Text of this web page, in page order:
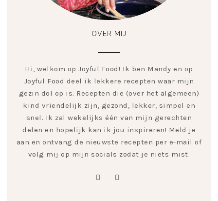
OVER MIJ
Hi, welkom op Joyful Food! Ik ben Mandy en op
Joyful Food deel ik lekkere recepten waar mijn
gezin dol op is. Recepten die (over het algemeen)
kind vriendelijk zijn, gezond, lekker, simpel en
snel. Ik zal wekelijks één van mijn gerechten
delen en hopelijk kan ik jou inspireren! Meld je
aan en ontvang de nieuwste recepten per e-mail of
volg mij op mijn socials zodat je niets mist.